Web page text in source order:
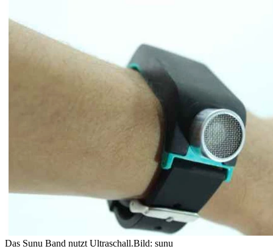
Das Sunu Band nutzt Ultraschall.Bild: sunu